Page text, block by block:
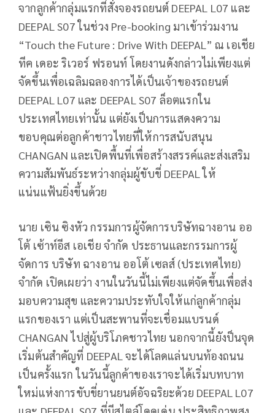
จากลูกค้ากลุ่มแรกที่สั่งจองรถยนต์ DEEPAL L07 และ
DEEPAL S07 ในช่วง Pre-booking มาเข้าร่วมงาน
“Touch the Future : Drive With DEEPAL” ณ เอเชีย
ทีค เดอะ ริเวอร์ ฟรอนท์ โดยงานดังกล่าวไม่เพียงแต่
จัดขึ้นเพื่อเฉลิมฉลองการได้เป็นเจ้าของรถยนต์
DEEPAL L07 และ DEEPAL S07 ล็อตแรกใน
ประเทศไทยเท่านั้น แต่ยังเป็นการแสดงความ
ขอบคุณต่อลูกค้าชาวไทยที่ให้การสนับสนุน
CHANGAN และเปิดพื้นที่เพื่อสร้างสรรค์และส่งเสริม
ความสัมพันธ์ระหว่างกลุ่มผู้ขับขี่ DEEPAL ให้
แน่นแฟ้นยิ่งขึ้นด้วย
นาย เซิน ซิงหัว กรรมการผู้จัดการบริษัทฉางอาน ออ
โต้ เซ้าท์อีส เอเชีย จำกัด ประธานและกรรมการผู้
จัดการ บริษัท ฉางอาน ออโต้ เซลส์ (ประเทศไทย)
จำกัด เปิดเผยว่า งานในวันนี้ไม่เพียงแต่จัดขึ้นเพื่อส่ง
มอบความสุข และความประทับใจให้แก่ลูกค้ากลุ่ม
แรกของเรา แต่เป็นสะพานที่จะเชื่อมแบรนด์
CHANGAN ไปสู่ผู้บริโภคชาวไทย นอกจากนี้ยังป็นจุด
เริ่มต้นสำคัญที่ DEEPAL จะได้โลดแล่นบนท้องถนน
เป็นครั้งแรก ในวันนี้ลูกค้าของเราจะได้เริ่มบทบาท
ใหม่แห่งการขับขี่ยานยนต์อัจฉริยะด้วย DEEPAL L07